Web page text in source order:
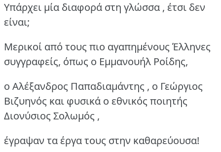
Υπάρχει μία διαφορά στη γλώσσα , έτσι δεν
είναι;
Μερικοί από τους πιο αγαπημένους Έλληνες
συγγραφείς, όπως ο Εμμανουήλ Ροίδης,
ο Αλέξανδρος Παπαδιαμάντης , ο Γεώργιος
Βιζυηνός και φυσικά ο εθνικός ποιητής
Διονύσιος Σολωμός ,
έγραψαν τα έργα τους στην καθαρεύουσα!